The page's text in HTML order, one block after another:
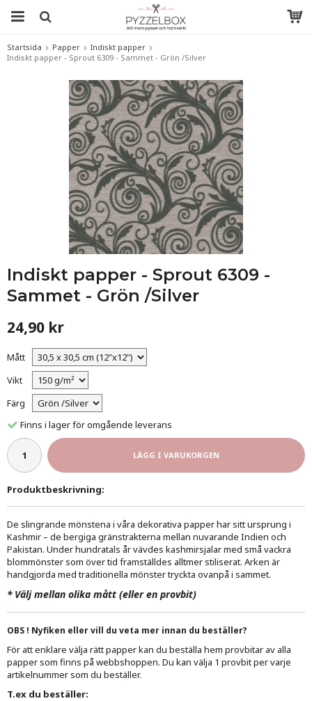
Startsida Papper
Indiskt papper
Indiskt papper - Sprout 6309 - Sammet - Grön /Silver
Indiskt papper - Sprout 6309 -
Sammet - Grön /Silver
24,90 kr
Mått
Vikt
Färg
Finns i lager för omgående leverans
LÄGG I VARUKORGEN
Produktbeskrivning:
De slingrande mönstena i våra dekorativa papper har sitt ursprung i
Kashmir – de bergiga gränstrakterna mellan nuvarande Indien och
Pakistan. Under hundratals år vävdes kashmirsjalar med små vackra
blommönster som över tid framställdes alltmer stiliserat. Arken är
handgjorda med traditionella mönster tryckta ovanpå i sammet.
* Välj mellan olika mått (eller en provbit)
OBS ! Nyfiken eller vill du veta mer innan du beställer?
För att enklare välja rätt papper kan du beställa hem provbitar av alla
papper som finns på webbshoppen. Du kan välja 1 provbit per varje
artikelnummer som du beställer.
T.ex du beställer: